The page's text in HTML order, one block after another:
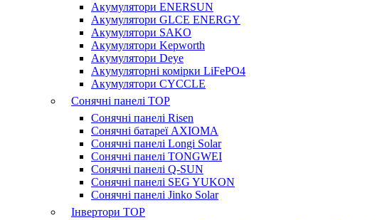
Акумулятори ENERSUN
Акумулятори GLCE ENERGY
Акумулятори SAKO
Акумулятори Kepworth
Акумулятори Deye
Акумуляторні комірки LiFePO4
Акумулятори CYCCLE
Сонячні панелі TOP
Сонячні панелі Risen
Сонячні батареї AXIOMA
Сонячні панелі Longi Solar
Сонячні панелі TONGWEI
Сонячні панелі Q-SUN
Сонячні панелі SEG YUKON
Сонячні панелі Jinko Solar
Інвертори TOP